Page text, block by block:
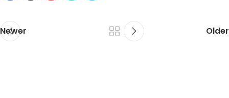
Newer Older